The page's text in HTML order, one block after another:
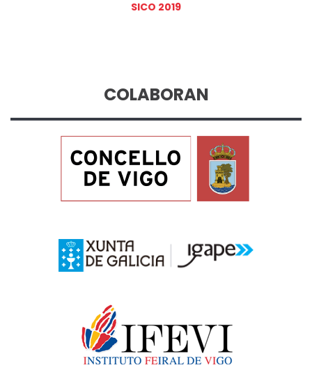
SICO 2019
COLABORAN